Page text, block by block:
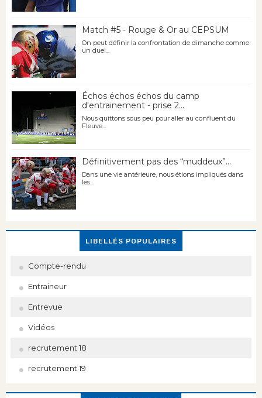
Match #5 - Rouge & Or au CEPSUM
On peut définir la confrontation de dimanche comme
un duel...
Échos échos échos du camp
d'entrainement - prise 2...
Nous quittons sous peu pour aller au confluent du
Fleuve...
Définitivement pas des “muddeux”...
Dans une vie antérieure, nous étions impliqués dans
les...
LIBELLÉS POPULAIRES
Compte-rendu
Entraineur
Entrevue
Vidéos
recrutement 18
recrutement 19